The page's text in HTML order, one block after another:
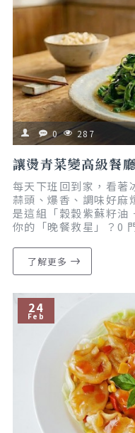
0 287
讓燙青菜變高級餐
每天下班回到家，看著
蒜頭、爆香、調味好麻
是這組「穀穀紫蘇籽油
你的「晚餐救星」？0
了解更多
24
Feb